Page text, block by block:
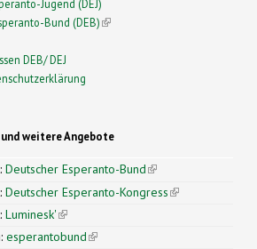
Jugend (DEJ)
Bund (DEB)(link is external)
DEB/ DEJ
weitere Angebote
Deutscher Esperanto-Bund(link is
external)
Deutscher Esperanto-Kongress(link is
Luminesk'(link is external)
esperantobund(link is external)